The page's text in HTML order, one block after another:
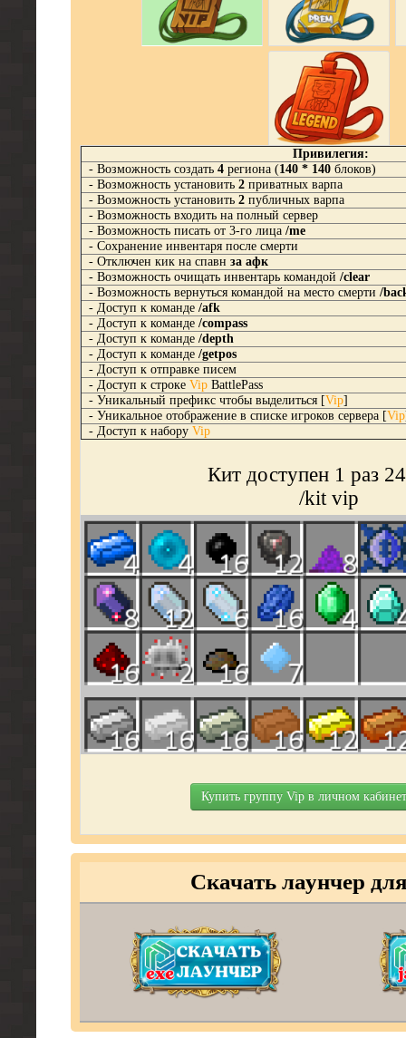
Привилегия:
- Возможность создать 4 региона (140 * 140 блоков)
- Возможность установить 2 приватных варпа
- Возможность установить 2 публичных варпа
- Возможность входить на полный сервер
- Возможность писать от 3-го лица /me
- Сохранение инвентаря после смерти
- Отключен кик на спавн за афк
- Возможность очищать инвентарь командой /clear
- Возможность вернуться командой на место смерти /
- Доступ к команде /afk
- Доступ к команде /compass
- Доступ к команде /depth
- Доступ к команде /getpos
- Доступ к отправке писем
- Доступ к строке Vip BattlePass
- Уникальный префикс чтобы выделиться [Vip]
- Уникальное отображение в списке игроков сервера [Vip
- Доступ к набору Vip
Кит доступен 1 раз
/kit vip
Купить группу Vip в личном
Скачать лаунчер